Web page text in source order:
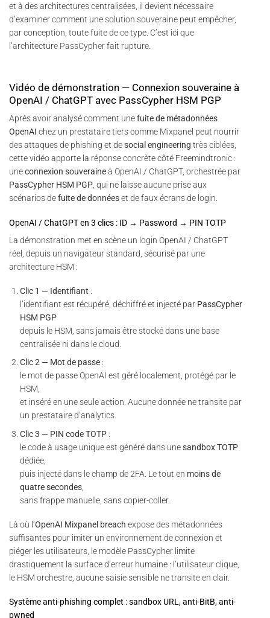
et à des architectures centralisées, il devient nécessaire
d’examiner comment une solution souveraine peut empêcher,
par conception, toute fuite de ce type. C’est ici que
l’architecture PassCypher fait rupture.
Vidéo de démonstration — Connexion souveraine à
OpenAI / ChatGPT avec PassCypher HSM PGP
Après avoir analysé comment unefuite de métadonnées
OpenAI chez un prestataire tiers comme Mixpanel peut nourrir
des attaques de phishing et desocial engineering très ciblées,
cette vidéo apporte la réponse concrète côté Freemindtronic :
uneconnexion souveraineà OpenAI / ChatGPT, orchestrée par
PassCypher HSM PGP, qui ne laisse aucune prise aux
scénarios defuite de donnéeset de faux écrans de login.
OpenAI / ChatGPT en 3 clics : ID → Password → PIN TOTP
La démonstration met en scène un login OpenAI / ChatGPT
réel, depuis un navigateur standard, sécurisé par une
architecture HSM :
Clic 1 — Identifiant :
l’identifiant est récupéré, déchiffré et injecté par PassCypher
HSM PGP
depuis le HSM, sans jamais être stocké dans une base
centralisée ni dans le cloud.
Clic 2 — Mot de passe :
le mot de passe OpenAI est géré localement, protégé par le
HSM,
et inséré en une seule action. Aucune donnée ne transite par
un prestataire d’analytics.
Clic 3 — PIN code TOTP :
le code à usage unique est généré dans unesandbox TOTP
dédiée,
puis injecté dans le champ de 2FA. Le tout en moins de
quatre secondes
sans frappe manuelle, sans copier-coller.
Là où l’OpenAI Mixpanel breach expose des métadonnées
suffisantes pour imiter un environnement de connexion et
piéger les utilisateurs, le modèle PassCypher limite
drastiquement la surface d’erreur humaine : l’utilisateur clique,
le HSM orchestre, aucune saisie sensible ne transite en clair.
Système anti-phishing complet : sandbox URL, anti-BitB, anti-
pwned